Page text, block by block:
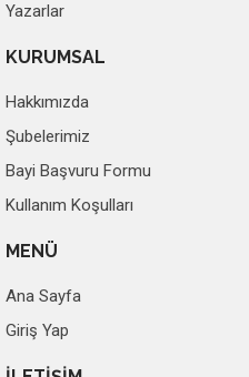
Yazarlar
KURUMSAL
Hakkımızda
Şubelerimiz
Bayi Başvuru Formu
Kullanım Koşulları
MENÜ
Ana Sayfa
Giriş Yap